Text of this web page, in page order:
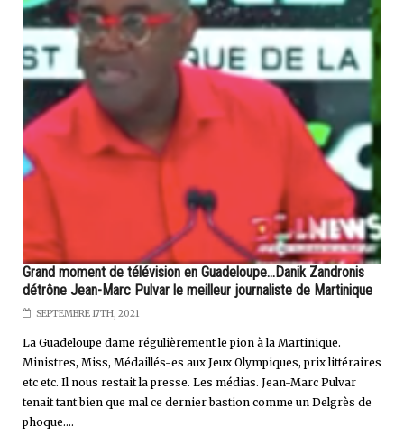
Grand moment de télévision en Guadeloupe...Danik Zandronis
détrône Jean-Marc Pulvar le meilleur journaliste de Martinique
SEPTEMBRE 17TH, 2021
La Guadeloupe dame régulièrement le pion à la Martinique.
Ministres, Miss, Médaillés-es aux Jeux Olympiques, prix littéraires
etc etc. Il nous restait la presse. Les médias. Jean-Marc Pulvar
tenait tant bien que mal ce dernier bastion comme un Delgrès de
phoque....